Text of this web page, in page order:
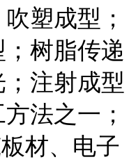
成型；
树脂传递
注射成型
法之一；
材、电子